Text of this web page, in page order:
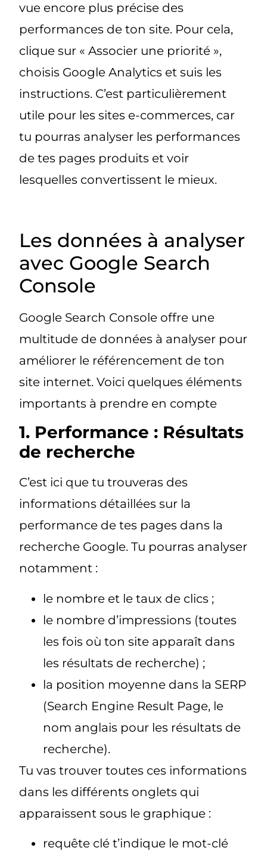
vue encore plus précise des
performances de ton site. Pour cela,
clique sur « Associer une priorité »,
choisis Google Analytics et suis les
instructions. C’est particulièrement
utile pour les sites e-commerces, car
tu pourras analyser les performances
de tes pages produits et voir
lesquelles convertissent le mieux.
Les données à analyser
avec Google Search
Console
Google Search Console offre une
multitude de données à analyser pour
améliorer le référencement de ton
site internet. Voici quelques éléments
importants à prendre en compte
1. Performance : Résultats
de recherche
C’est ici que tu trouveras des
informations détaillées sur la
performance de tes pages dans la
recherche Google. Tu pourras analyser
notamment :
le nombre et le taux de clics ;
le nombre d’impressions (toutes
les fois où ton site apparaît dans
les résultats de recherche) ;
la position moyenne dans la SERP
(Search Engine Result Page, le
nom anglais pour les résultats de
recherche).
Tu vas trouver toutes ces informations
dans les différents onglets qui
apparaissent sous le graphique :
requête clé t’indique le mot-clé